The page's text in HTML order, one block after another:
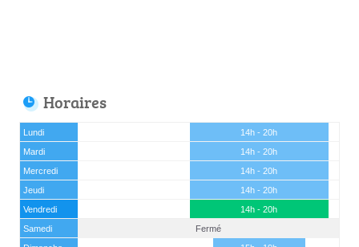
Horaires
Lundi
14h - 20h
Mardi
14h - 20h
Mercredi
14h - 20h
Jeudi
14h - 20h
Vendredi
14h - 20h
Samedi
Fermé